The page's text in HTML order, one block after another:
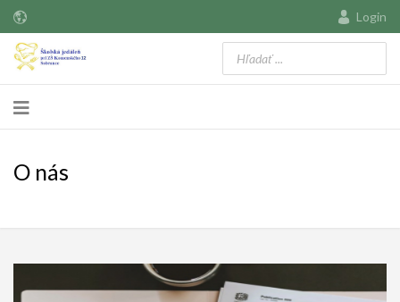
Login
O nás